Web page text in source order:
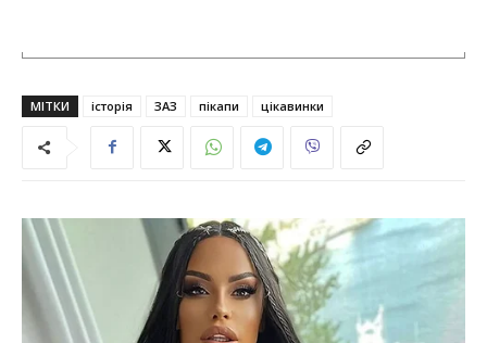
МІТКИ історія ЗАЗ пікапи цікавинки